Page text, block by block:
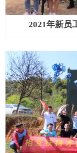
2021年新员工